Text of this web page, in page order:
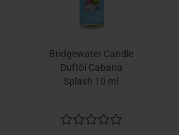
Bridgewater Candle
Duftöl Cabana
Splash 10 ml